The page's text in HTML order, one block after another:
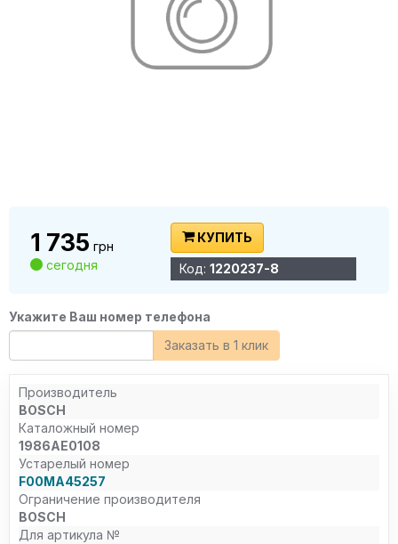
1 735 грн
сегодня
КУПИТЬ
Код: 1220237-8
Укажите Ваш номер телефона
Заказать в 1 клик
Производитель
BOSCH
Каталожный номер
1986AE0108
Устарелый номер
F00MA45257
Ограничение производителя
BOSCH
Для артикула №